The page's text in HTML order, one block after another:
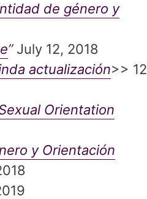
de género y
” July 12, 2018
actualización>> 12
Orientation
y Orientación